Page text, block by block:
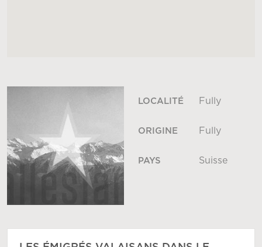
LOCALITÉ Fully
ORIGINE Fully
PAYS Suisse